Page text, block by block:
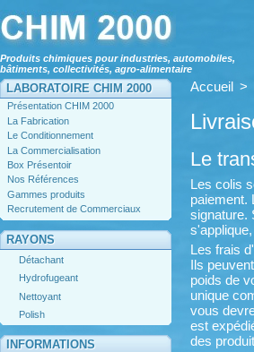
Produits chimiques pour industries, automobiles,
bâtiments, collectivités, agro-alimentaire
LABORATOIRE CHIM 2000
Présentation CHIM 2000
La Fabrication
Le Conditionnement
La Commercialisation
Box Présentoir
Nos Références
Gammes produits
Recrutement de Commerciaux
RAYONS
Détachant
Hydrofugeant
Nettoyant
Polish
INFORMATIONS
Accueil >
Le
Les colis
paiement.
signature.
Les frais
Ils
poids de
unique
vous
est
des